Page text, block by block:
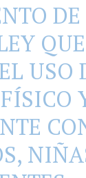
QUE
USO